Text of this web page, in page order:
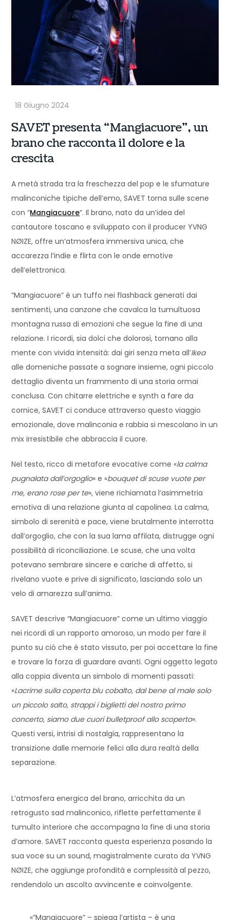
SAVET presenta “Mangiacuore”, un
brano che racconta il dolore e la
crescita
A metà strada tra la freschezza del pop e le sfumature
malinconiche tipiche dell’emo, SAVET torna sulle scene
con “Mangiacuore“. Il brano, nato da un’idea del
cantautore toscano e sviluppato con il producer YVNG
NØIZE, offre un’atmosfera immersiva unica, che
accarezza l’indie e flirta con le onde emotive
dell’elettronica.
“Mangiacuore” è un tuffo nei flashback generati dai
sentimenti, una canzone che cavalca la tumultuosa
montagna russa di emozioni che segue la fine di una
relazione. I ricordi, sia dolci che dolorosi, tornano alla
mente con vivida intensità: dai giri senza meta all’Ikea
alle domeniche passate a sognare insieme, ogni piccolo
dettaglio diventa un frammento di una storia ormai
conclusa. Con chitarre elettriche e synth a fare da
cornice, SAVET ci conduce attraverso questo viaggio
emozionale, dove malinconia e rabbia si mescolano in un
mix irresistibile che abbraccia il cuore.
Nel testo, ricco di metafore evocative come «la calma
pugnalata dall’orgoglio» e «bouquet di scuse vuote per
me, erano rose per te», viene richiamata l’asimmetria
emotiva di una relazione giunta al capolinea. La calma,
simbolo di serenità e pace, viene brutalmente interrotta
dall’orgoglio, che con la sua lama affilata, distrugge ogni
possibilità di riconciliazione. Le scuse, che una volta
potevano sembrare sincere e cariche di affetto, si
rivelano vuote e prive di significato, lasciando solo un
velo di amarezza sull’anima.
SAVET descrive “Mangiacuore” come un ultimo viaggio
nei ricordi di un rapporto amoroso, un modo per fare il
punto su ciò che è stato vissuto, per poi accettare la fine
e trovare la forza di guardare avanti. Ogni oggetto legato
alla coppia diventa un simbolo di momenti passati:
«Lacrime sulla coperta blu cobalto, dal bene al male solo
un piccolo salto, strappi i biglietti del nostro primo
concerto, siamo due cuori bulletproof allo scoperto».
Questi versi, intrisi di nostalgia, rappresentano la
transizione dalle memorie felici alla dura realtà della
separazione.
L’atmosfera energica del brano, arricchita da un
retrogusto sad malinconico, riflette perfettamente il
tumulto interiore che accompagna la fine di una storia
d’amore. SAVET racconta questa esperienza posando la
sua voce su un sound, magistralmente curato da YVNG
NØIZE, che aggiunge profondità e complessità al pezzo,
rendendolo un ascolto avvincente e coinvolgente.
«”Mangiacuore” – spiega l’artista – è una